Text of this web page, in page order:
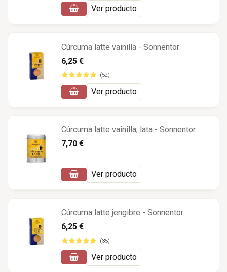
Ver producto
Cúrcuma latte vainilla - Sonnentor
6,25 €
(52)
Ver producto
Cúrcuma latte vainilla, lata - Sonnentor
7,70 €
Ver producto
Cúrcuma latte jengibre - Sonnentor
6,25 €
(35)
Ver producto